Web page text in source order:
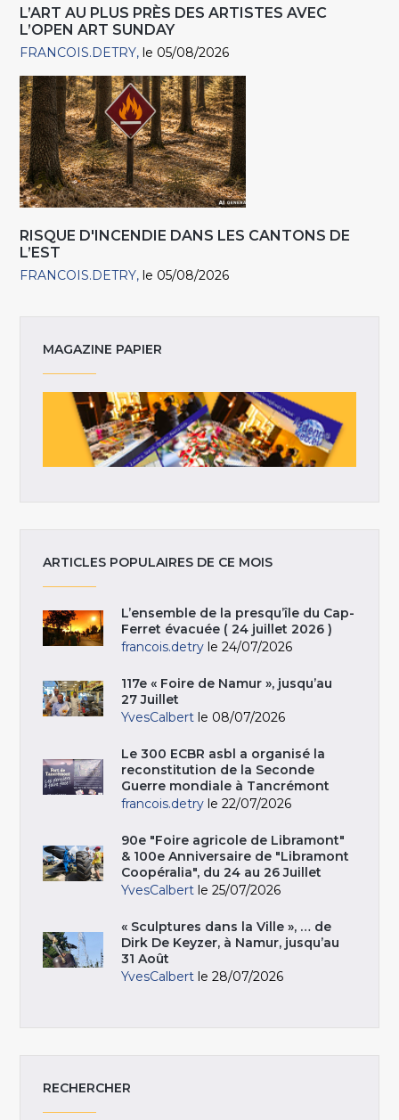
L’ART AU PLUS PRÈS DES ARTISTES AVEC
L’OPEN ART SUNDAY
FRANCOIS.DETRY le 05/08/2026
RISQUE D'INCENDIE DANS LES CANTONS DE
L’EST
FRANCOIS.DETRY le 05/08/2026
MAGAZINE PAPIER
ARTICLES POPULAIRES DE CE MOIS
L’ensemble de la presqu’île du Cap-
Ferret évacuée ( 24 juillet 2026 )
francois.detry le 24/07/2026
117e « Foire de Namur », jusqu’au
27 Juillet
YvesCalbert le 08/07/2026
Le 300 ECBR asbl a organisé la
reconstitution de la Seconde
Guerre mondiale à Tancrémont
francois.detry le 22/07/2026
90e "Foire agricole de Libramont"
& 100e Anniversaire de "Libramont
Coopéralia", du 24 au 26 Juillet
YvesCalbert le 25/07/2026
« Sculptures dans la Ville », … de
Dirk De Keyzer, à Namur, jusqu’au
31 Août
YvesCalbert le 28/07/2026
RECHERCHER